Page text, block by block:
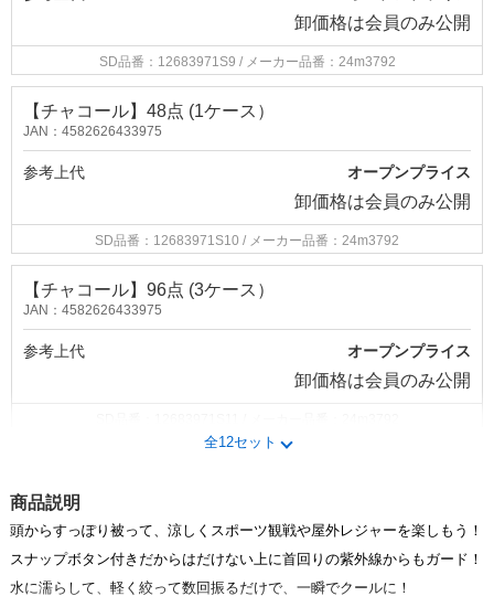
卸価格は会員のみ公開
SD品番：12683971S9 / メーカー品番：24m3792
【チャコール】48点 (1ケース）
JAN：4582626433975
参考上代 オープンプライス
卸価格は会員のみ公開
SD品番：12683971S10 / メーカー品番：24m3792
【チャコール】96点 (3ケース）
JAN：4582626433975
参考上代 オープンプライス
卸価格は会員のみ公開
参考上代 オープンプライス
卸価格は会員のみ公開
SD品番：12683971S12 / メーカー品番：24m3792
全12セット
商品説明
頭からすっぽり被って、涼しくスポーツ観戦や屋外レジャーを楽しもう！
スナップボタン付きだからはだけない上に首回りの紫外線からもガード！
水に濡らして、軽く絞って数回振るだけで、一瞬でクールに！